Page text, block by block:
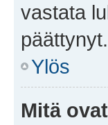
vastata
Ylös
Mitä